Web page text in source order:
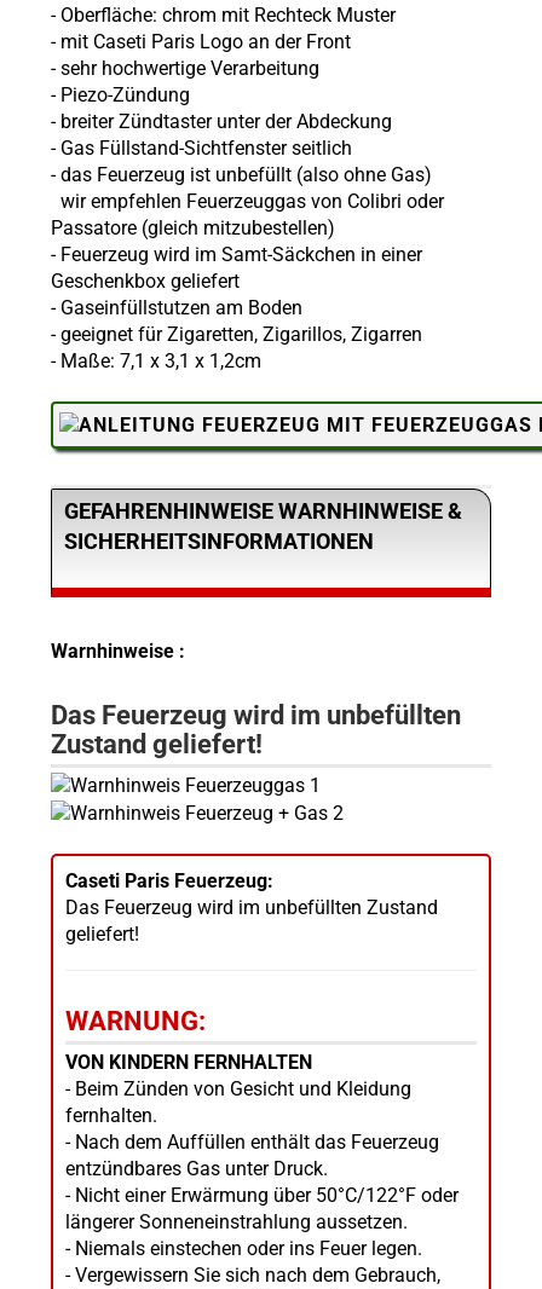
- Oberfläche: chrom mit Rechteck Muster
- mit Caseti Paris Logo an der Front
- sehr hochwertige Verarbeitung
- Piezo-Zündung
- breiter Zündtaster unter der Abdeckung
- Gas Füllstand-Sichtfenster seitlich
- das Feuerzeug ist unbefüllt (also ohne Gas)
wir empfehlen Feuerzeuggas von Colibri oder
Passatore (gleich mitzubestellen)
- Feuerzeug wird im Samt-Säckchen in einer
Geschenkbox geliefert
- Gaseinfüllstutzen am Boden
- geeignet für Zigaretten, Zigarillos, Zigarren
- Maße: 7,1 x 3,1 x 1,2cm
GEFAHRENHINWEISE WARNHINWEISE &
SICHERHEITSINFORMATIONEN
Warnhinweise :
Das Feuerzeug wird im unbefüllten
Zustand geliefert!
Caseti Paris Feuerzeug:
Das Feuerzeug wird im unbefüllten Zustand
geliefert!
WARNUNG:
VON KINDERN FERNHALTEN
- Beim Zünden von Gesicht und Kleidung
fernhalten.
- Nach dem Auffüllen enthält das Feuerzeug
entzündbares Gas unter Druck.
- Nicht einer Erwärmung über 50°C/122°F oder
längerer Sonneneinstrahlung aussetzen.
- Niemals einstechen oder ins Feuer legen.
- Vergewissern Sie sich nach dem Gebrauch,